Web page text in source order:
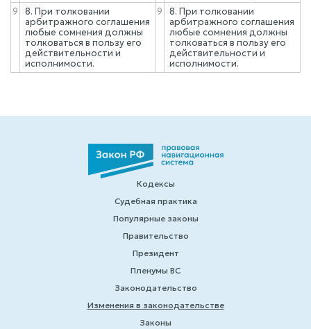
9
8. При толковании
арбитражного соглашения
любые сомнения должны
толковаться в пользу его
действительности и
исполнимости.
9
8. При толковании
арбитражного соглашения
любые сомнения должны
толковаться в пользу его
действительности и
исполнимости.
Кодексы
Судебная практика
Популярные законы
Правительство
Президент
Пленумы ВС
Законодательство
Изменения в законодательстве
Законы